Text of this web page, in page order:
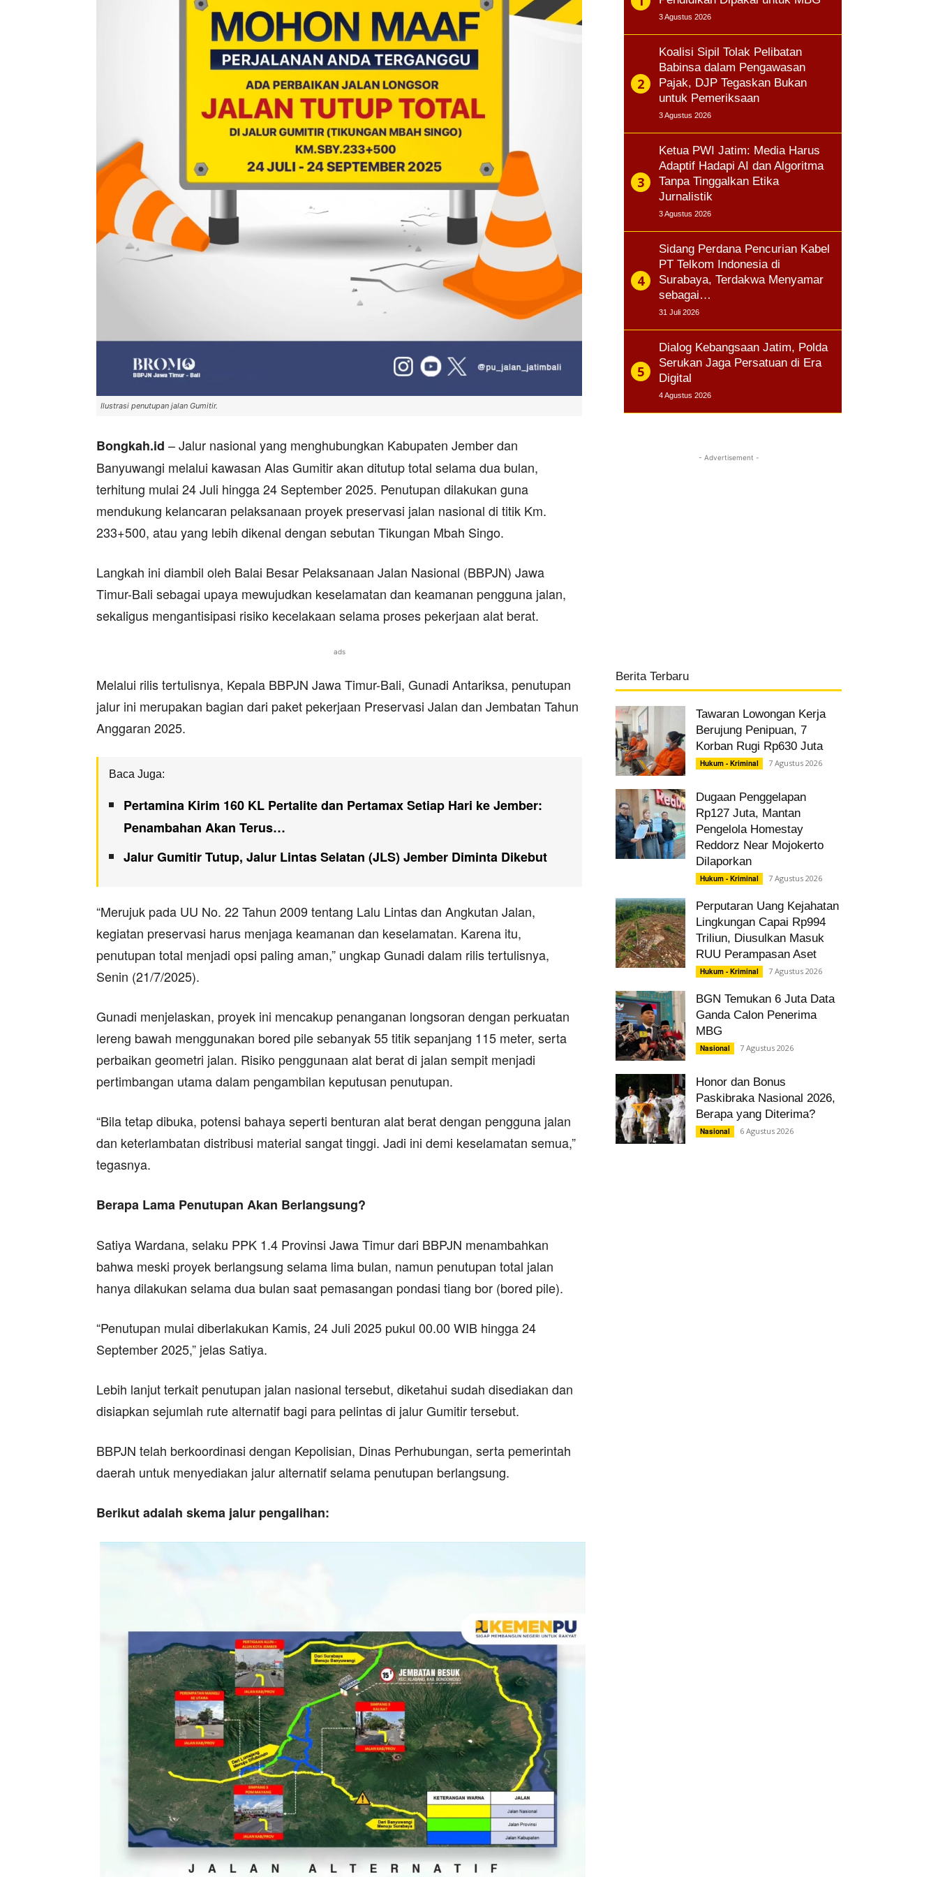
Ilustrasi penutupan jalan Gumitir.
Bongkah.id – Jalur nasional yang menghubungkan Kabupaten Jember dan
Banyuwangi melalui kawasan Alas Gumitir akan ditutup total selama dua bulan,
terhitung mulai 24 Juli hingga 24 September 2025. Penutupan dilakukan guna
mendukung kelancaran pelaksanaan proyek preservasi jalan nasional di titik Km.
233+500, atau yang lebih dikenal dengan sebutan Tikungan Mbah Singo.
Langkah ini diambil oleh Balai Besar Pelaksanaan Jalan Nasional (BBPJN) Jawa
Timur-Bali sebagai upaya mewujudkan keselamatan dan keamanan pengguna jalan,
sekaligus mengantisipasi risiko kecelakaan selama proses pekerjaan alat berat.
ads
Melalui rilis tertulisnya, Kepala BBPJN Jawa Timur-Bali, Gunadi Antariksa, penutupan
jalur ini merupakan bagian dari paket pekerjaan Preservasi Jalan dan Jembatan Tahun
Anggaran 2025.
Baca Juga:
Pertamina Kirim 160 KL Pertalite dan Pertamax Setiap Hari ke Jember:
Penambahan Akan Terus…
Jalur Gumitir Tutup, Jalur Lintas Selatan (JLS) Jember Diminta Dikebut
“Merujuk pada UU No. 22 Tahun 2009 tentang Lalu Lintas dan Angkutan Jalan,
kegiatan preservasi harus menjaga keamanan dan keselamatan. Karena itu,
penutupan total menjadi opsi paling aman,” ungkap Gunadi dalam rilis tertulisnya,
Senin (21/7/2025).
Gunadi menjelaskan, proyek ini mencakup penanganan longsoran dengan perkuatan
lereng bawah menggunakan bored pile sebanyak 55 titik sepanjang 115 meter, serta
perbaikan geometri jalan. Risiko penggunaan alat berat di jalan sempit menjadi
pertimbangan utama dalam pengambilan keputusan penutupan.
“Bila tetap dibuka, potensi bahaya seperti benturan alat berat dengan pengguna jalan
dan keterlambatan distribusi material sangat tinggi. Jadi ini demi keselamatan semua,”
tegasnya.
Berapa Lama Penutupan Akan Berlangsung?
Satiya Wardana, selaku PPK 1.4 Provinsi Jawa Timur dari BBPJN menambahkan
bahwa meski proyek berlangsung selama lima bulan, namun penutupan total jalan
hanya dilakukan selama dua bulan saat pemasangan pondasi tiang bor (bored pile).
“Penutupan mulai diberlakukan Kamis, 24 Juli 2025 pukul 00.00 WIB hingga 24
September 2025,” jelas Satiya.
Lebih lanjut terkait penutupan jalan nasional tersebut, diketahui sudah disediakan dan
disiapkan sejumlah rute alternatif bagi para pelintas di jalur Gumitir tersebut.
BBPJN telah berkoordinasi dengan Kepolisian, Dinas Perhubungan, serta pemerintah
daerah untuk menyediakan jalur alternatif selama penutupan berlangsung.
Berikut adalah skema jalur pengalihan:
3 Agustus 2026
Koalisi Sipil Tolak Pelibatan
Babinsa dalam Pengawasan
Pajak, DJP Tegaskan Bukan
untuk Pemeriksaan
3 Agustus 2026
Ketua PWI Jatim: Media Harus
Adaptif Hadapi AI dan Algoritma
Tanpa Tinggalkan Etika
Jurnalistik
3 Agustus 2026
Sidang Perdana Pencurian Kabel
PT Telkom Indonesia di
Surabaya, Terdakwa Menyamar
sebagai…
31 Juli 2026
Dialog Kebangsaan Jatim, Polda
Serukan Jaga Persatuan di Era
Digital
4 Agustus 2026
- Advertisement -
Berita Terbaru
Tawaran Lowongan Kerja
Berujung Penipuan, 7
Korban Rugi Rp630 Juta
Hukum - Kriminal 7 Agustus 2026
Dugaan Penggelapan
Rp127 Juta, Mantan
Pengelola Homestay
Reddorz Near Mojokerto
Dilaporkan
Hukum - Kriminal 7 Agustus 2026
Perputaran Uang Kejahatan
Lingkungan Capai Rp994
Triliun, Diusulkan Masuk
RUU Perampasan Aset
Hukum - Kriminal 7 Agustus 2026
BGN Temukan 6 Juta Data
Ganda Calon Penerima
MBG
Nasional 7 Agustus 2026
Honor dan Bonus
Paskibraka Nasional 2026,
Berapa yang Diterima?
Nasional 6 Agustus 2026